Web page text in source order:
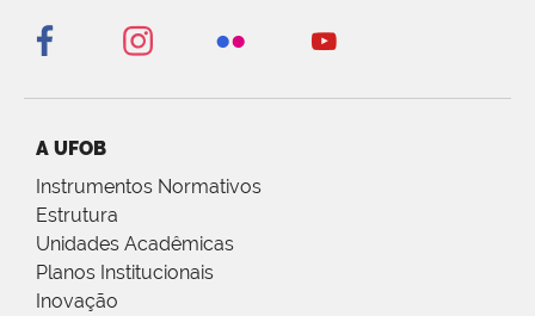
A UFOB
Instrumentos Normativos
Estrutura
Unidades Acadêmicas
Planos Institucionais
Inovação